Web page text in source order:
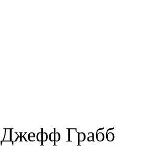
Джефф Грабб